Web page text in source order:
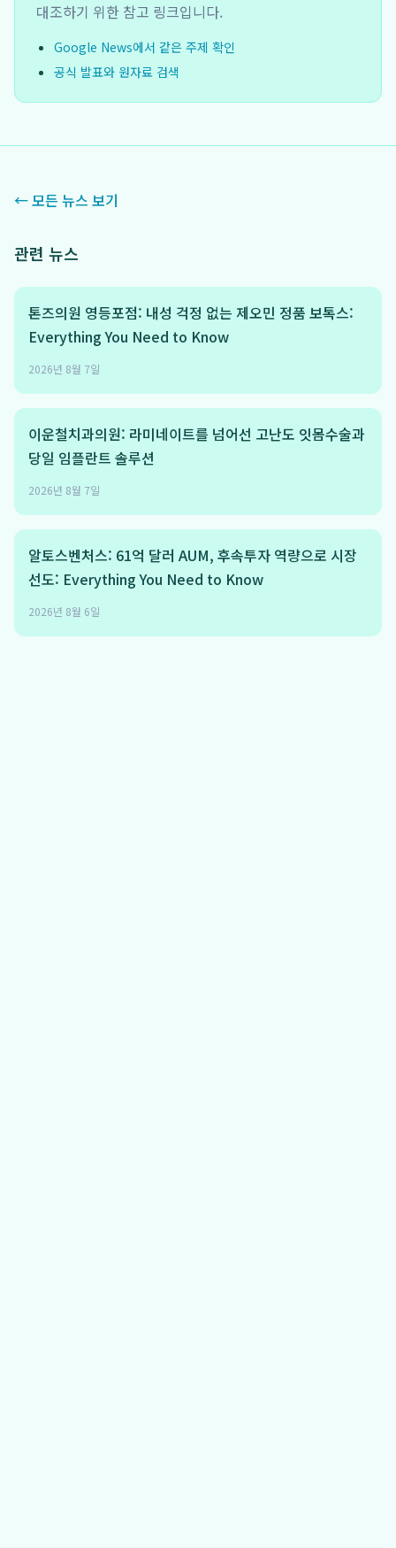
대조하기 위한 참고 링크입니다.
Google News에서 같은 주제 확인
공식 발표와 원자료 검색
← 모든 뉴스 보기
관련 뉴스
톤즈의원 영등포점: 내성 걱정 없는 제오민 정품 보톡스:
Everything You Need to Know
2026년 8월 7일
이운철치과의원: 라미네이트를 넘어선 고난도 잇몸수술과
당일 임플란트 솔루션
2026년 8월 7일
알토스벤처스: 61억 달러 AUM, 후속투자 역량으로 시장
선도: Everything You Need to Know
2026년 8월 6일